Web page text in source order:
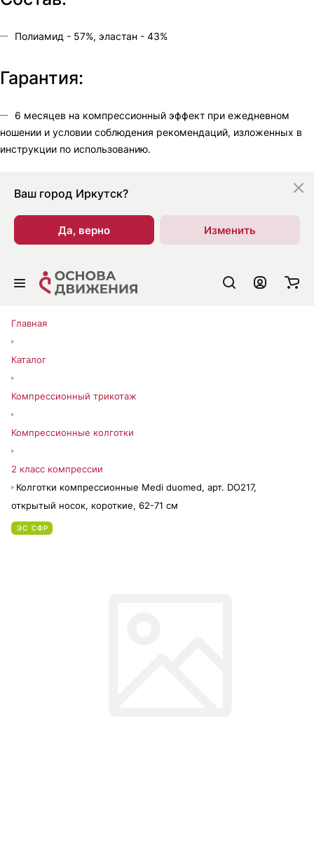
Полиамид - 57%, эластан - 43%
Гарантия:
6 месяцев на компрессионный эффект при ежедневном
ношении и условии соблюдения рекомендаций, изложенных в
инструкции по использованию.
Ваш город Иркутск?
Да, верно Изменить
Главная
Каталог
Компрессионный трикотаж
Компрессионные колготки
2 класс компрессии
Колготки компрессионные Medi duomed, арт. DO217,
открытый носок, короткие, 62-71 см
ЭС СФР